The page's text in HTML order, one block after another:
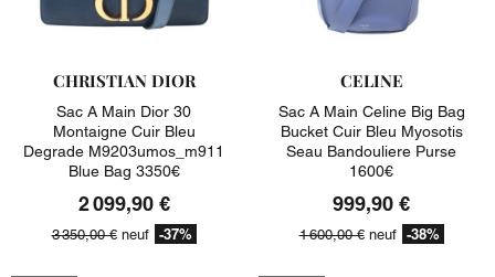
CHRISTIAN DIOR
Sac A Main Dior 30
Montaigne Cuir Bleu
Degrade M9203umos_m911
Blue Bag 3350€
2 099,90 €
3 350,00 €neuf -37%
CELINE
Sac A Main Celine Big Bag
Bucket Cuir Bleu Myosotis
Seau Bandouliere Purse
1600€
999,90 €
1 600,00 €neuf -38%